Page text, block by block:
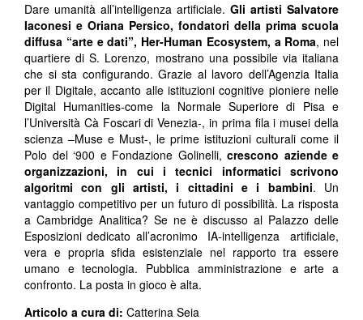
Dare umanità all’intelligenza artificiale. Gli artisti Salvatore
Iaconesi e Oriana Persico, fondatori della prima scuola
diffusa “arte e dati”, Her-Human Ecosystem, a Roma, nel
quartiere di S. Lorenzo, mostrano una possibile via italiana
che si sta configurando. Grazie al lavoro dell’Agenzia Italia
per il Digitale, accanto alle istituzioni cognitive pioniere nelle
Digital Humanities-come la Normale Superiore di Pisa e
l’Università Cà Foscari di Venezia-, in prima fila i musei della
scienza –Muse e Must-, le prime istituzioni culturali come il
Polo del ‘900 e Fondazione Golinelli, crescono aziende e
organizzazioni, in cui i tecnici informatici scrivono
algoritmi con gli artisti, i cittadini e i bambini. Un
vantaggio competitivo per un futuro di possibilità. La risposta
a Cambridge Analitica? Se ne è discusso al Palazzo delle
Esposizioni dedicato all’acronimo IA-intelligenza artificiale,
vera e propria sfida esistenziale nel rapporto tra essere
umano e tecnologia. Pubblica amministrazione e arte a
confronto. La posta in gioco è alta.
Articolo a cura di: Catterina Seia